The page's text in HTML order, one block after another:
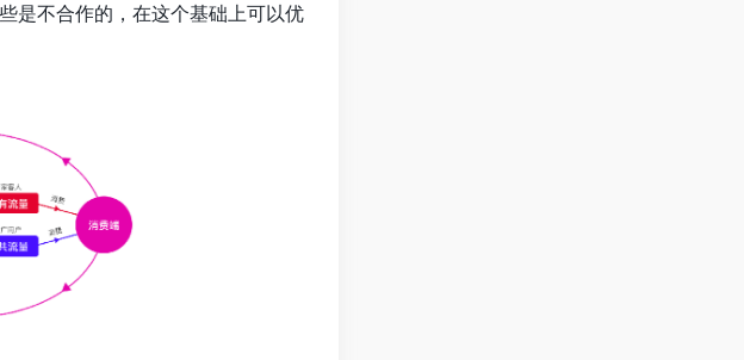
是不合作的，在这个基础上可以优